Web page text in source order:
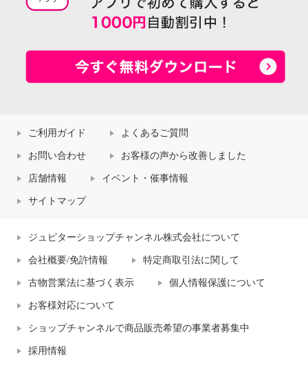
ご利用ガイド よくあるご質問
お問い合わせ お客様の声から改善しました
店舗情報 イベント・催事情報
サイトマップ
ジュピターショップチャンネル株式会社について
会社概要/免許情報 特定商取引法に関して
古物営業法に基づく表示 個人情報保護について
お客様対応について
ショップチャンネルで商品販売希望の事業者募集中
採用情報